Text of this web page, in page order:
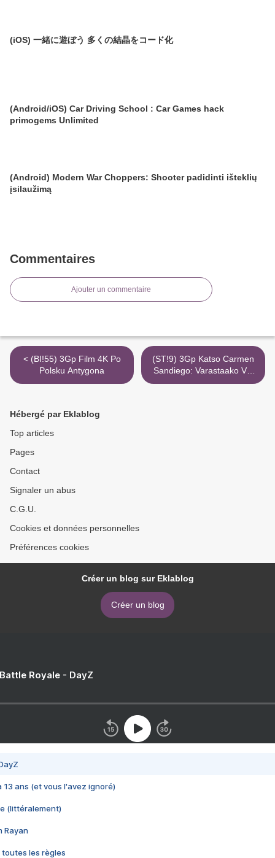
(iOS) 一緒に遊ぼう 多くの結晶をコード化
(Android/iOS) Car Driving School : Car Games hack
primogems Unlimited
(Android) Modern War Choppers: Shooter padidinti išteklių
įsilaužimą
Commentaires
Ajouter un commentaire
< (BI!55) 3Gp Film 4K Po
Polsku Antygona
(ST!9) 3Gp Katso Carmen
Sandiego: Varastaako Vai
Eikö Varastaa 4K Online >
Hébergé par Eklablog
Top articles
Pages
Contact
Signaler un abus
C.G.U.
Cookies et données personnelles
Préférences cookies
Créer un blog sur Eklablog
Créer un blog
Royale - DayZ
13 ans (et vous l'avez ignoré)
(littéralement)
Rayan
toutes les règles